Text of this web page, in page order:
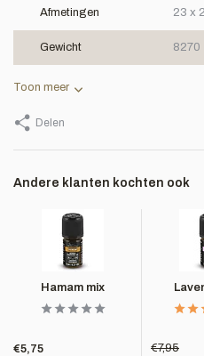
Afmetingen 23 x
Gewicht 8270
Toon meer
Delen
Andere klanten kochten ook
Hamam mix
€5,75
€7,95